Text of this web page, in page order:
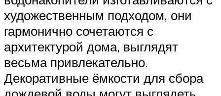
художественным подходом, они
гармонично сочетаются с
архитектурой дома, выглядят
весьма привлекательно.
Декоративные ёмкости для сбора